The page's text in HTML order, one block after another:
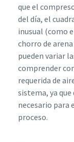
que el
del día, el
inusual (como
chorro de
pueden variar
comprender
requerida de
sistema, ya
necesario para
proceso.